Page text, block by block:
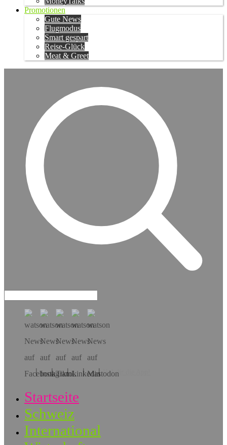
Promotionen
Gute News
Flugmodus
Smart gespart
Reise-Glück
Meat & Greet
Hol dir die App!
Startseite
Schweiz
International